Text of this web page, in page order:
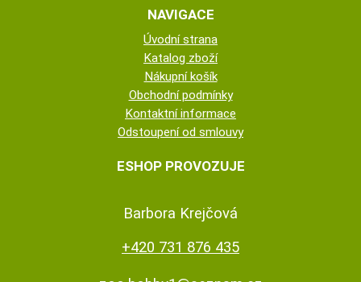
NAVIGACE
Úvodní strana
Katalog zboží
Nákupní košík
Obchodní podmínky
Kontaktní informace
Odstoupení od smlouvy
ESHOP PROVOZUJE
Barbora Krejčová
+420 731 876 435